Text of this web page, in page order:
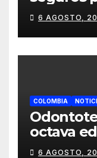
energías
América
6 AGOSTO,
COLOMBIA
octava
mil
6 AGOSTO,